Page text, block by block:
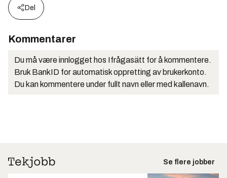
Del
Kommentarer
Du må være innlogget hos Ifrågasätt for å kommentere.
Bruk BankID for automatisk oppretting av brukerkonto.
Du kan kommentere under fullt navn eller med kallenavn.
Se flere jobber